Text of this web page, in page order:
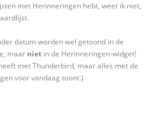
met Herinneringen hebt, weet ik niet,
datum worden wel getoond in de
maar niet in de Herinneringen-widget!
met Thunderbird, maar alles met de
voor vandaag toont.)